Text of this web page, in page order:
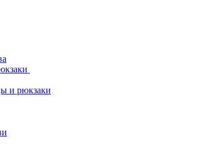
и рюкзаки